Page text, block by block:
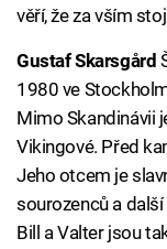
věří, že za vším
Gustaf Skarsgård
1980 ve
Mimo Skandinávii
Vikingové. Před
Jeho otcem je
sourozenců a
Bill a Valter jsou